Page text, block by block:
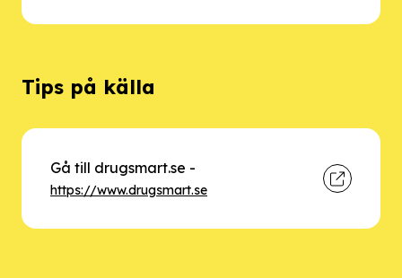
Tips på källa
Gå till drugsmart.se -
https://www.drugsmart.se